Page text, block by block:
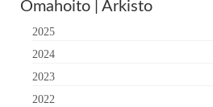
Omahoito | Arkisto
2025
2024
2023
2022